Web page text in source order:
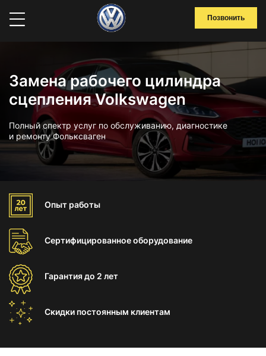
Позвонить
Замена рабочего цилиндра
сцепления Volkswagen
Полный спектр услуг по обслуживанию, диагностике
и ремонту Фольксваген
Опыт работы
Сертифицированноеоборудование
Гарантиядо 2 лет
Скидки постоянным клиентам